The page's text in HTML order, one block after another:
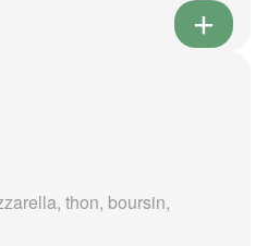
thon, boursin,